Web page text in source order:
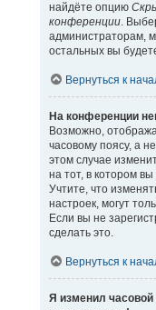
найдёте опцию
конференции.
администраторам,
остальных вы
Вернуться к
На конференции
Возможно,
часовому поясу, а
этом случае
на тот, в котором
Учтите, что
настроек, могут
Если вы не
сделать это.
Вернуться к
Я изменил часовой